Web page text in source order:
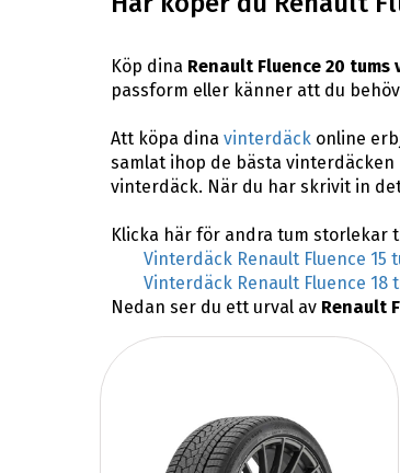
Köp dina Renault Fluence 20
passform eller känner att du
Att köpa dina vinterdäckonline
samlat ihop de bästa
vinterdäck. När du har skrivit in
Klicka här för andra tum storlekar
Vinterdäck Renault Fluence 15
Vinterdäck Renault Fluence 18
Nedan ser du ett urval av Renault